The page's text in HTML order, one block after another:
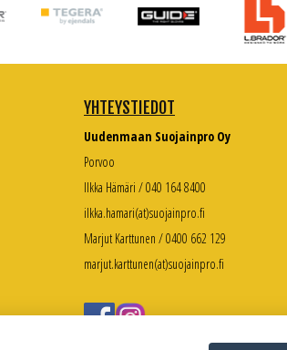
YHTEYSTIEDOT
Uudenmaan Suojainpro Oy
Porvoo
Ilkka Hämäri / 040 164 8400
ilkka.hamari(at)suojainpro.fi
Marjut Karttunen / 0400 662 129
marjut.karttunen(at)suojainpro.fi